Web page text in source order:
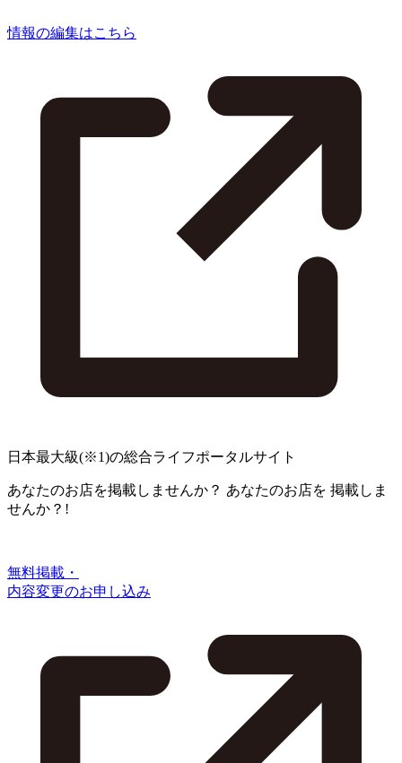
情報の編集はこちら
日本最大級(※1)の総合ライフポータルサイト
あなたのお店を掲載しませんか？ あなたのお店を 掲載しま
せんか？!
無料掲載・
内容変更のお申し込み